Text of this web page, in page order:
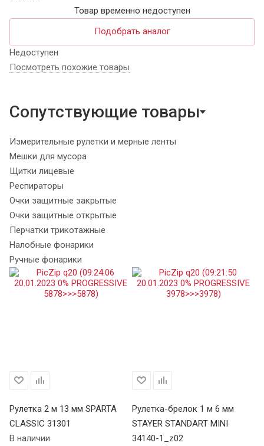
Товар временно недоступен
Подобрать аналог
Недоступен
Посмотреть похожие товары
Сопутствующие товары
Измерительные рулетки и мерные ленты
Мешки для мусора
Щитки лицевые
Респираторы
Очки защитные закрытые
Очки защитные открытые
Перчатки трикотажные
Налобные фонарики
Ручные фонарики
Рулетка 2 м 13 мм SPARTA
CLASSIC 31301
В наличии
Рулетка-брелок 1 м 6 мм
STAYER STANDART MINI
34140-1_z02